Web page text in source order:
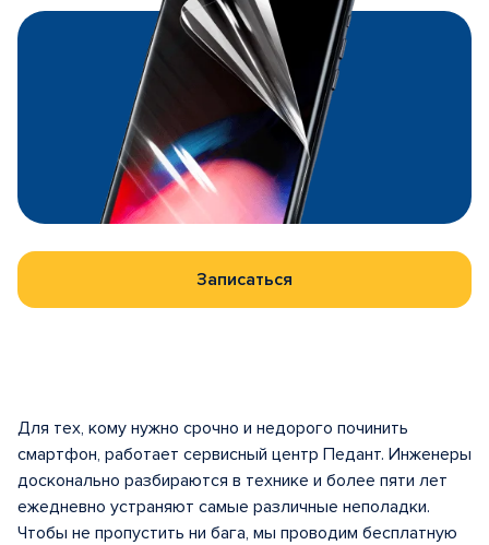
Записаться
Для тех, кому нужно срочно и недорого починить
смартфон, работает сервисный центр Педант. Инженеры
досконально разбираются в технике и более пяти лет
ежедневно устраняют самые различные неполадки.
Чтобы не пропустить ни бага, мы проводим бесплатную